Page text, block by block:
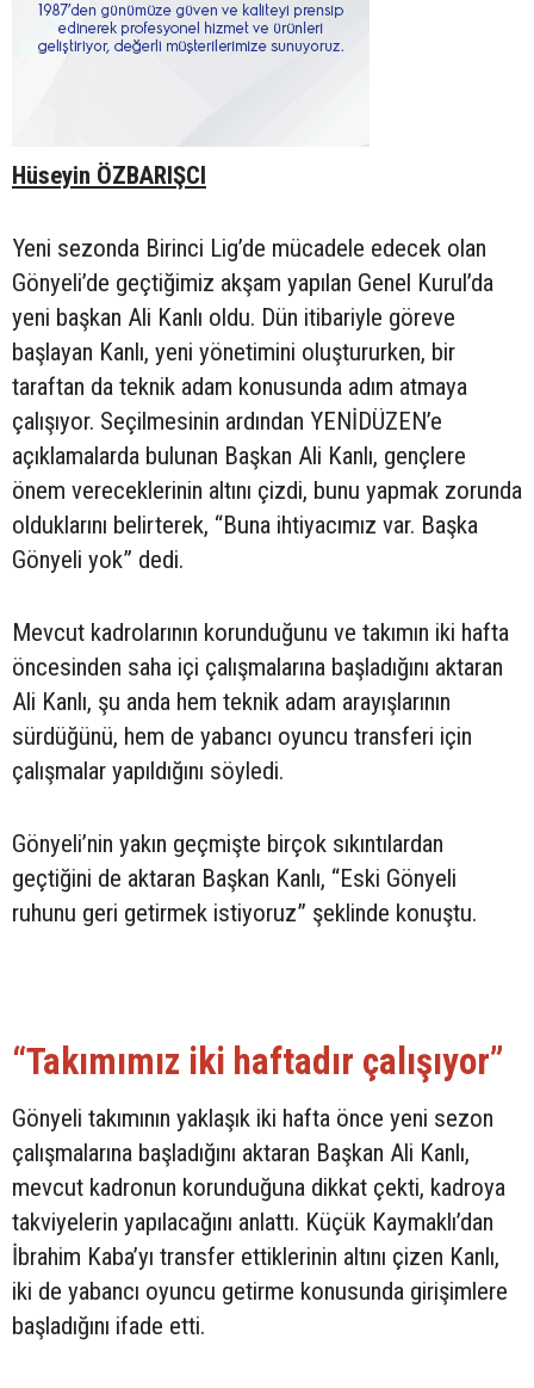
Hüseyin ÖZBARIŞCI
Yeni sezonda Birinci Lig’de mücadele edecek olan
Gönyeli’de geçtiğimiz akşam yapılan Genel Kurul’da
yeni başkan Ali Kanlı oldu. Dün itibariyle göreve
başlayan Kanlı, yeni yönetimini oluştururken, bir
taraftan da teknik adam konusunda adım atmaya
çalışıyor. Seçilmesinin ardından YENİDÜZEN’e
açıklamalarda bulunan Başkan Ali Kanlı, gençlere
önem vereceklerinin altını çizdi, bunu yapmak zorunda
olduklarını belirterek, “Buna ihtiyacımız var. Başka
Gönyeli yok” dedi.
Mevcut kadrolarının korunduğunu ve takımın iki hafta
öncesinden saha içi çalışmalarına başladığını aktaran
Ali Kanlı, şu anda hem teknik adam arayışlarının
sürdüğünü, hem de yabancı oyuncu transferi için
çalışmalar yapıldığını söyledi.
Gönyeli’nin yakın geçmişte birçok sıkıntılardan
geçtiğini de aktaran Başkan Kanlı, “Eski Gönyeli
ruhunu geri getirmek istiyoruz” şeklinde konuştu.
“Takımımız iki haftadır çalışıyor”
Gönyeli takımının yaklaşık iki hafta önce yeni sezon
çalışmalarına başladığını aktaran Başkan Ali Kanlı,
mevcut kadronun korunduğuna dikkat çekti, kadroya
takviyelerin yapılacağını anlattı. Küçük Kaymaklı’dan
İbrahim Kaba’yı transfer ettiklerinin altını çizen Kanlı,
iki de yabancı oyuncu getirme konusunda girişimlere
başladığını ifade etti.